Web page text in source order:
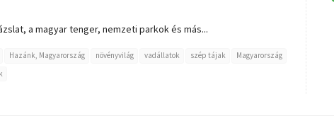
a magyar tenger, nemzeti parkok és más...
Hazánk, Magyarország növényvilág vadállatok szép tájak
Magyarország